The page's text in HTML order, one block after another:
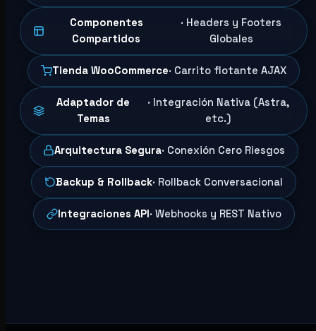
Componentes
Compartidos
· Headers y Footers
Globales
Tienda WooCommerce· Carrito flotante AJAX
Adaptador de
Temas
· Integración Nativa (Astra,
etc.)
Arquitectura Segura· Conexión Cero Riesgos
Backup & Rollback· Rollback Conversacional
Integraciones API· Webhooks y REST Nativo